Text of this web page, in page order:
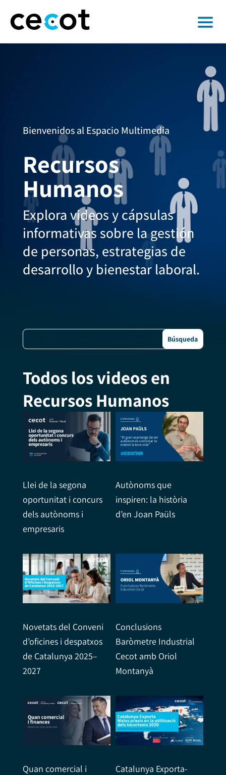
Bienvenidos al Espacio Multimedia
Recursos
Humanos
Explora videos y cápsulas
informativas sobre la gestión
de personas, estrategias de
desarrollo y bienestar laboral.
Todos los videos en
Recursos Humanos
Llei de la segona
oportunitat i concurs
dels autònoms i
empresaris
Autònoms que
inspiren: la història
d’en Joan Paüls
Novetats del Conveni
d’oficines i despatxos
de Catalunya 2025–
2027
Conclusions
Baròmetre Industrial
Cecot amb Oriol
Montanyà
Quan comercial i
Catalunya Exporta-